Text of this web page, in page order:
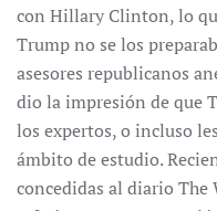
con Hillary Clinton, lo
Trump no se los
asesores republicanos
dio la impresión de que
los expertos, o incluso
ámbito de estudio.
concedidas al diario The